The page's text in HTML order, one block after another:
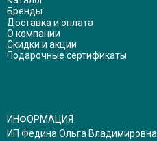
Бренды
Доставка и оплата
О компании
Скидки и акции
Подарочные сертификаты
ИНФОРМАЦИЯ
ИП Федина Ольга Владимировна